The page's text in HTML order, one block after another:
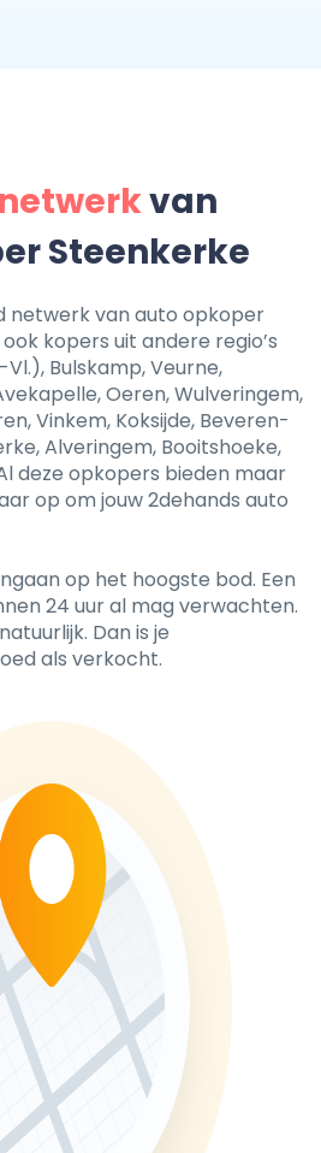
van
Steenkerke
netwerk van auto opkoper
kopers uit andere regio’s
Bulskamp, Veurne,
Oeren, Wulveringem,
Vinkem, Koksijde, Beveren-
Alveringem, Booitshoeke,
deze opkopers bieden maar
op om jouw 2dehands auto
op het hoogste bod. Een
24 uur al mag verwachten.
Dan is je
als verkocht.